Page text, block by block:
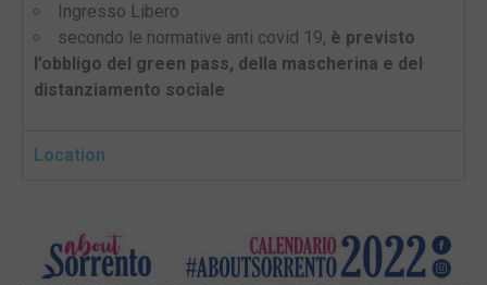
Ingresso Libero
secondo le normative anti covid 19, è previsto
l’obbligo del green pass, della mascherina e del
distanziamento sociale
Location